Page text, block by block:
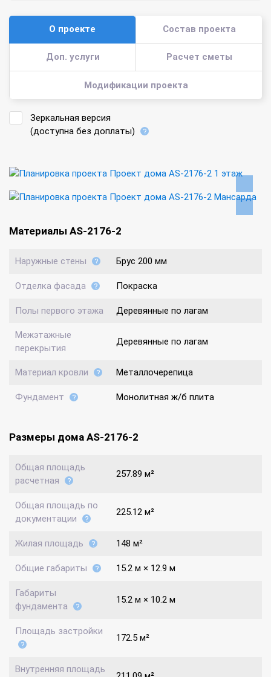
О проекте Состав проекта
Доп. услуги Расчет сметы
Модификации проекта
Зеркальная версия
(доступна без доплаты)
Материалы AS-2176-2
Наружные стены Брус 200 мм
Отделка фасада Покраска
Полы первого этажа Деревянные по лагам
Межэтажные
перекрытия
Деревянные по лагам
Материал кровли Металлочерепица
Фундамент Монолитная ж/б плита
Размеры дома AS-2176-2
Общая площадь
расчетная
257.89 м²
Общая площадь по
документации
225.12 м²
Жилая площадь 148 м²
Общие габариты 15.2 м × 12.9 м
Габариты
фундамента
15.2 м × 10.2 м
Площадь застройки
172.5 м²
Внутренняя площадь